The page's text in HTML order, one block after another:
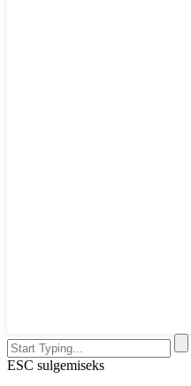
ESC sulgemiseks